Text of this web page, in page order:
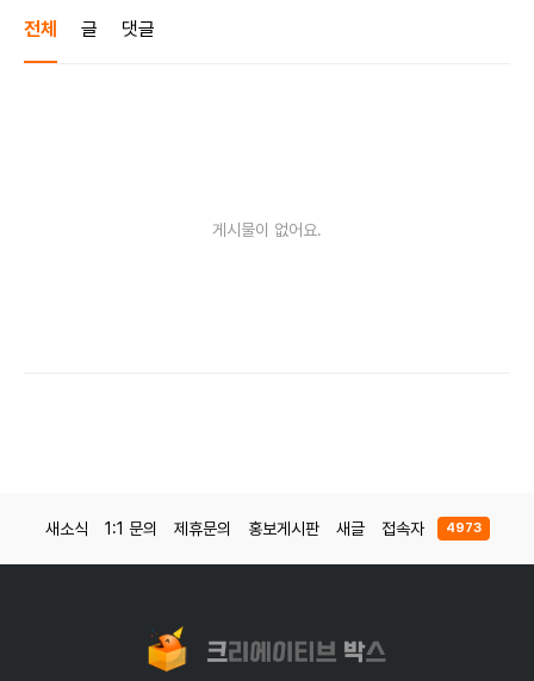
전체 글 댓글
게시물이 없어요.
새소식 1:1 문의 제휴문의 홍보게시판 새글 접속자 4973